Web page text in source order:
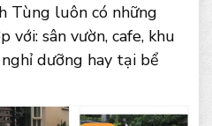
Tùng luôn có những
với: sân vườn, cafe, khu
dưỡng hay tại bể